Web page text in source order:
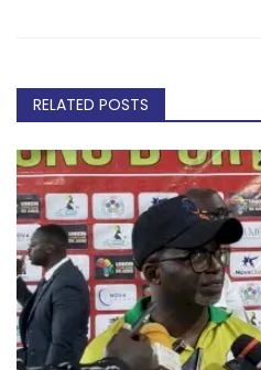
RELATED POSTS